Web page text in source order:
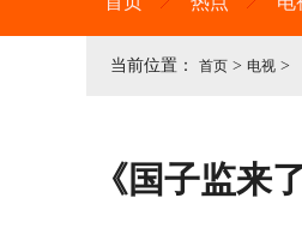
当前位置： 首页 > 电视 >
《国子监来